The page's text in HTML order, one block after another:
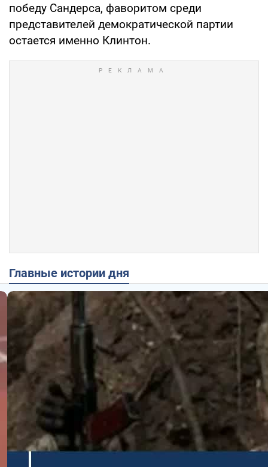
победу Сандерса, фаворитом среди
представителей демократической партии
остается именно Клинтон.
Главные истории дня